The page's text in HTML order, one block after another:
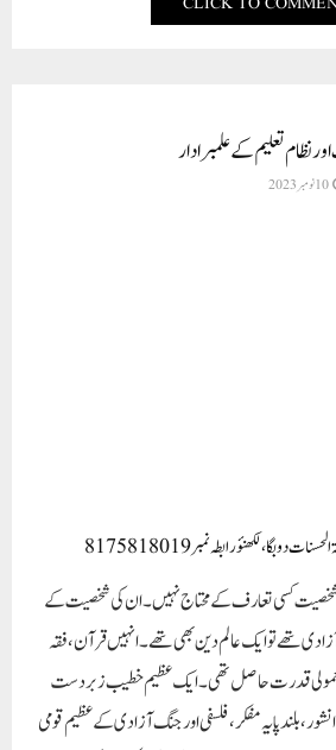
تعلیم کے علمبرادار
10 نومبر 2023
نے اس ملک و قوم کیلئے جو خدمات انجام دی ہیں وہ
ہمیشہ ہمیشہ یاد رکھی جائیں گی۔مولانا ابوالکلام آزاد 1888 کو دنیا کے مقدس مقام مکہ
معظمہ میں پیدا ہوئے۔ عربی آپ کی مادری زبان تھی 1895 میں وہ کولکاتا پہنچے۔ یہاں
اللہ نے انہیں حافظہ اور ذہانت کی دولت سے فراخ دلی
چودہ برس کی عمر میں فقہ ، حدیث ، منطق اور ادبیات